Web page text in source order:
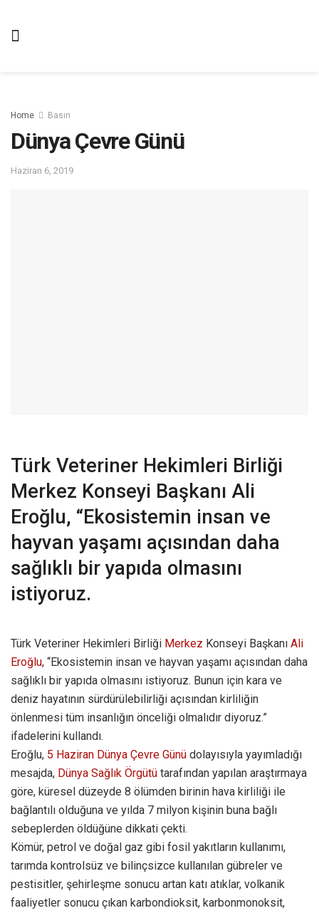
Home Basın
Dünya Çevre Günü
Haziran 6, 2019
Türk Veteriner Hekimleri Birliği
Merkez Konseyi Başkanı Ali
Eroğlu, “Ekosistemin insan ve
hayvan yaşamı açısından daha
sağlıklı bir yapıda olmasını
istiyoruz.
Türk Veteriner Hekimleri Birliği Merkez Konseyi Başkanı Ali
Eroğlu, “Ekosistemin insan ve hayvan yaşamı açısından daha
sağlıklı bir yapıda olmasını istiyoruz. Bunun için kara ve
deniz hayatının sürdürülebilirliği açısından kirliliğin
önlenmesi tüm insanlığın önceliği olmalıdır diyoruz.”
ifadelerini kullandı.
Eroğlu, 5 Haziran Dünya Çevre Günü dolayısıyla yayımladığı
mesajda, Dünya Sağlık Örgütü tarafından yapılan araştırmaya
göre, küresel düzeyde 8 ölümden birinin hava kirliliği ile
bağlantılı olduğuna ve yılda 7 milyon kişinin buna bağlı
sebeplerden öldüğüne dikkati çekti.
Kömür, petrol ve doğal gaz gibi fosil yakıtların kullanımı,
tarımda kontrolsüz ve bilinçsizce kullanılan gübreler ve
pestisitler, şehirleşme sonucu artan katı atıklar, volkanik
faaliyetler sonucu çıkan karbondioksit, karbonmonoksit,